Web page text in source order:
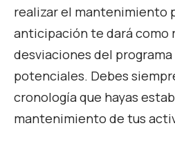
realizar el mantenimiento
anticipación te dará como
desviaciones del
potenciales. Debes
cronología que hayas
mantenimiento de tus